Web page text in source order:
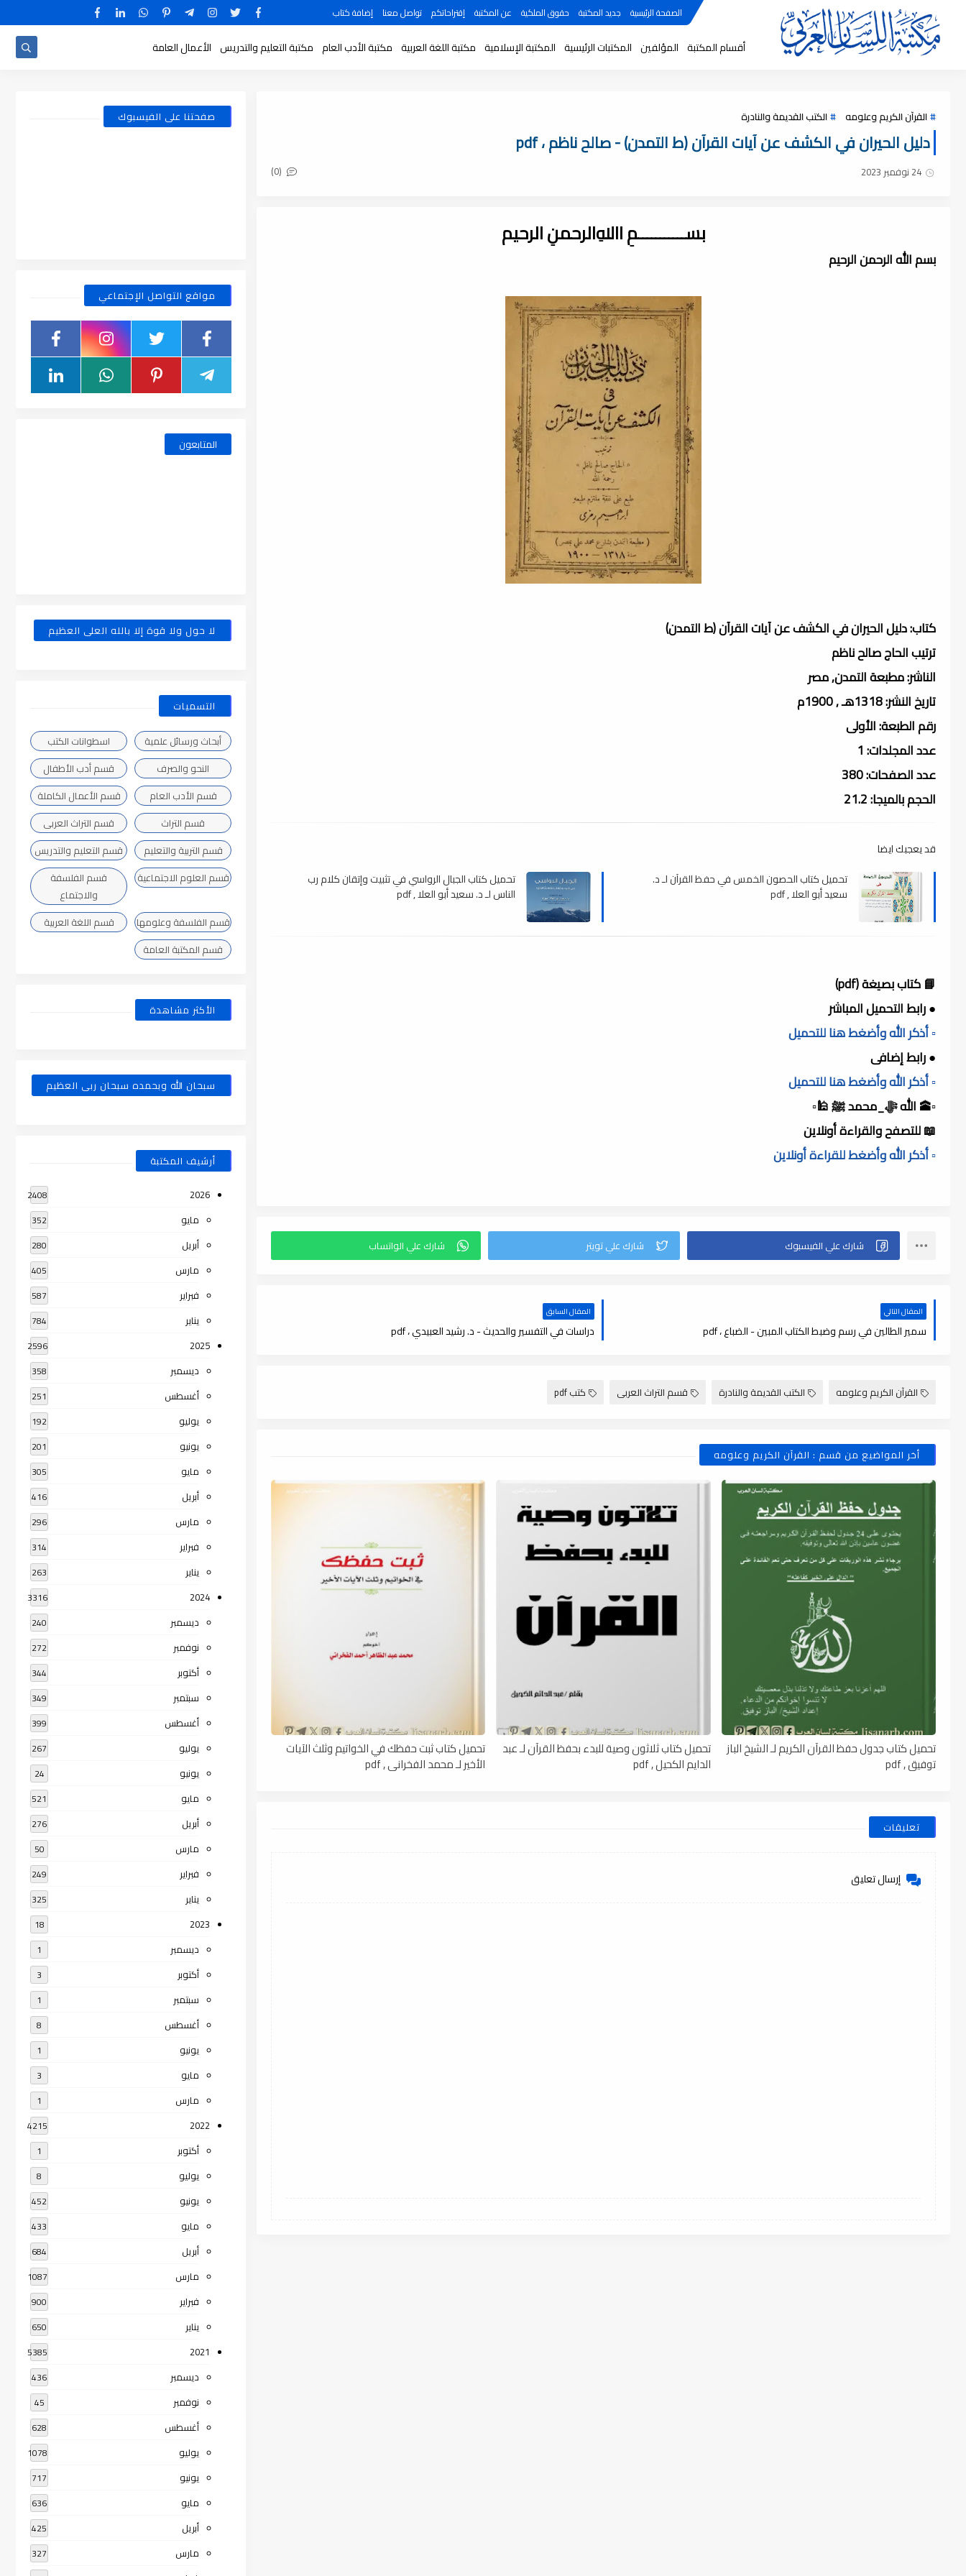
الصفحة الرئيسية جديد المكتبة حقوق الملكية عن المكتبة إقتراحاتكم تواصل معنا إضافة كتاب
أقسام المكتبة المؤلفين المكتبات الرئيسية المكتبة الإسلامية مكتبة اللغة العربية مكتبة الأدب العام مكتبة التعليم والتدريس الأعمال العامة
القرآن الكريم وعلومه الكتب القديمة والنادرة
دليل الحيران في الكشف عن آيات القرآن (ط التمدن) - صالح ناظم ، pdf
24 نوفمبر 2023 (0)
بســـــــــــمِ اﷲِالرحمنِ الرحيم
بسم الله الرحمن الرحيم
كتاب: دليل الحيران في الكشف عن آيات القرآن (ط التمدن)
ترتيب الحاج صالح ناظم
الناشر: مطبعة التمدن, مصر
تاريخ النشر: 1318هـ , 1900م
رقم الطبعة: الأولى
عدد المجلدات: 1
عدد الصفحات: 380
الحجم بالميجا: 21.2
قد يعجبك ايضا
تحميل كتاب الحصون الخمس في حفظ القرآن لـ د.
سعيد أبو العلا , pdf
تحميل كتاب الجبال الرواسي في تثبيت وإتقان كلام رب
الناس لـ د. سعيد أبو العلا , pdf
📘 كتاب بصيغة (pdf)
● رابط التحميل المباشر
▫️ أذكر الله وأضغط هنا للتحميل
● رابط إضافى
▫️ أذكر الله وأضغط هنا للتحميل
▫️🕋 الله ﷻ_محمد ﷺ 🕌▫️
📖 للتصفح والقراءة أونلاين
▫️ أذكر الله وأضغط للقراءة أونلاين
المقال التالي
سمير الطالين في رسم وضبط الكتاب المبين - الضباع ، pdf
المقال السابق
دراسات في التفسير والحديث - د. رشيد العبيدي ، pdf
القرآن الكريم وعلومه الكتب القديمة والنادرة قسم التراث العربى كتب pdf
أخر المواضيع من قسم : القرآن الكريم وعلومه
تحميل كتاب جدول حفظ القرآن الكريم لـ الشيخ الباز
توفيق , pdf
تحميل كتاب ثلاثون وصية للبدء بحفظ القرآن لـ عبد
الدايم الكحيل , pdf
تحميل كتاب ثبت حفظك في الخواتيم وثلث الآيات
الأخير لـ محمد الفخراني , pdf
تعليقات
إرسال تعليق
صفحتنا على الفيسبوك
مواقع التواصل الإجتماعي
المتابعون
لا حول ولا قوة إلا بالله العلى العظيم
التسميات
أبحاث ورسائل علمية
اسطوانات الكتب
النحو والصرف
قسم أدب الأطفال
قسم الأدب العام
قسم الأعمال الكاملة
قسم التراث
قسم التراث العربى
قسم التربية والتعليم
قسم التعليم والتدريس
قسم العلوم الاجتماعية
قسم الفلسفة
والاجتماع
قسم الفلسفة وعلومها
قسم اللغة العربية
قسم المكتبة العامة
الأكثر مشاهدة
سبحان الله وبحمده سبحان ربى العظيم
أرشيف المكتبة
2026
2408
مايو 352
أبريل 280
مارس 405
فبراير 587
يناير 784
2025
2596
ديسمبر 358
أغسطس 251
يوليو 192
يونيو 201
مايو 305
أبريل 416
مارس 296
فبراير 314
يناير 263
2024
3316
ديسمبر 240
نوفمبر 272
أكتوبر 344
سبتمبر 349
أغسطس 399
يوليو 267
يونيو 24
مايو 521
أبريل 276
مارس 50
فبراير 249
يناير 325
2023
18
ديسمبر 1
أكتوبر 3
سبتمبر 1
أغسطس 8
يونيو 1
مايو 3
مارس 1
2022
4215
أكتوبر 1
يوليو 8
يونيو 452
مايو 433
أبريل 684
مارس 1087
فبراير 900
يناير 650
2021
5385
ديسمبر 436
نوفمبر 45
أغسطس 628
يوليو 1078
يونيو 717
مايو 636
أبريل 425
مارس 327